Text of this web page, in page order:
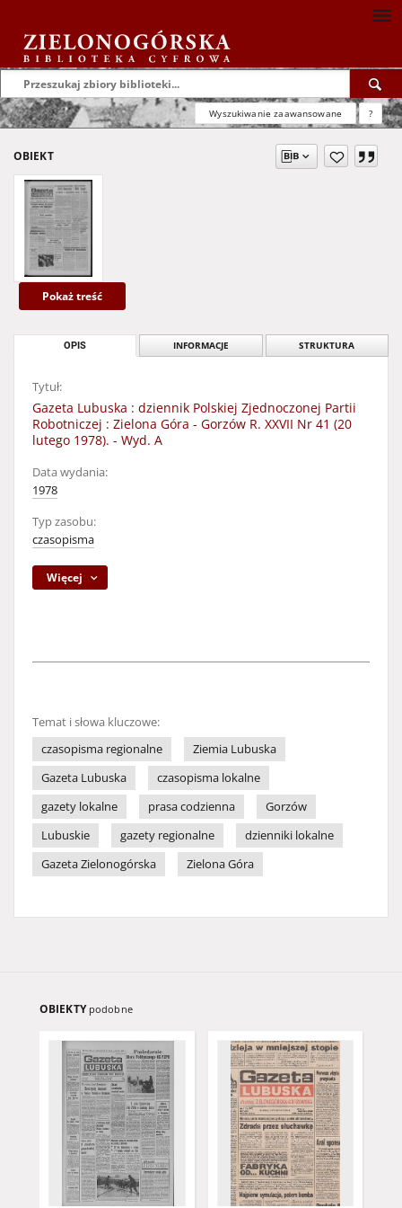
Wyszukiwanie zaawansowane ?
OBIEKT
Pokaż treść
OPIS INFORMACJE STRUKTURA
Tytuł:
Gazeta Lubuska : dziennik Polskiej Zjednoczonej Partii
Robotniczej : Zielona Góra - Gorzów R. XXVII Nr 41 (20
lutego 1978). - Wyd. A
Data wydania:
1978
Typ zasobu:
czasopisma
Więcej
Temat i słowa kluczowe:
czasopisma regionalne
Ziemia Lubuska
Gazeta Lubuska
czasopisma lokalne
gazety lokalne
prasa codzienna
Gorzów
Lubuskie
gazety regionalne
dzienniki lokalne
Gazeta Zielonogórska
Zielona Góra
OBIEKTY podobne